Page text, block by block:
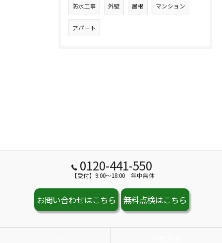
防水工事 外壁 屋根 マンション
アパート
0120-441-550
【受付】9:00～18:00 年中無休
お問い合わせはこちら 無料点検はこちら